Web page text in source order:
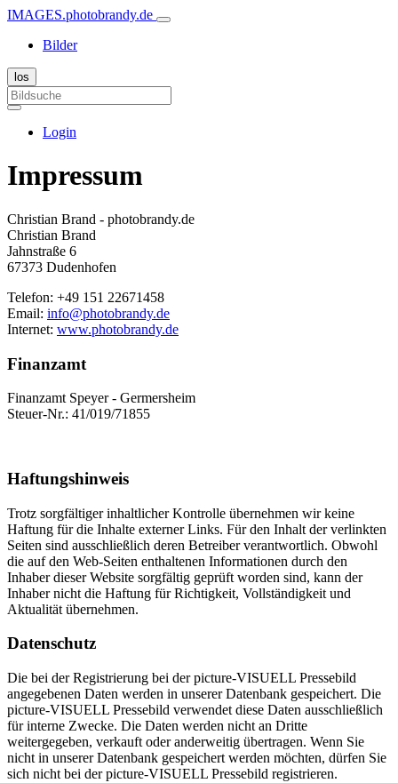
IMAGES.photobrandy.de
Bilder
Login
Impressum
Christian Brand - photobrandy.de
Christian Brand
Jahnstraße 6
67373 Dudenhofen
Telefon: +49 151 22671458
Email: info@photobrandy.de
Internet: www.photobrandy.de
Finanzamt
Finanzamt Speyer - Germersheim
Steuer-Nr.: 41/019/71855
Haftungshinweis
Trotz sorgfältiger inhaltlicher Kontrolle übernehmen wir keine
Haftung für die Inhalte externer Links. Für den Inhalt der verlinkten
Seiten sind ausschließlich deren Betreiber verantwortlich. Obwohl
die auf den Web-Seiten enthaltenen Informationen durch den
Inhaber dieser Website sorgfältig geprüft worden sind, kann der
Inhaber nicht die Haftung für Richtigkeit, Vollständigkeit und
Aktualität übernehmen.
Datenschutz
Die bei der Registrierung bei der picture-VISUELL Pressebild
angegebenen Daten werden in unserer Datenbank gespeichert. Die
picture-VISUELL Pressebild verwendet diese Daten ausschließlich
für interne Zwecke. Die Daten werden nicht an Dritte
weitergegeben, verkauft oder anderweitig übertragen. Wenn Sie
nicht in unserer Datenbank gespeichert werden möchten, dürfen Sie
sich nicht bei der picture-VISUELL Pressebild registrieren.